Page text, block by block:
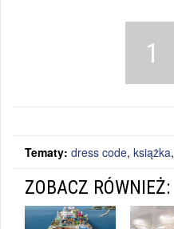
1
Tematy: dress code, książka,
ZOBACZ RÓWNIEŻ: